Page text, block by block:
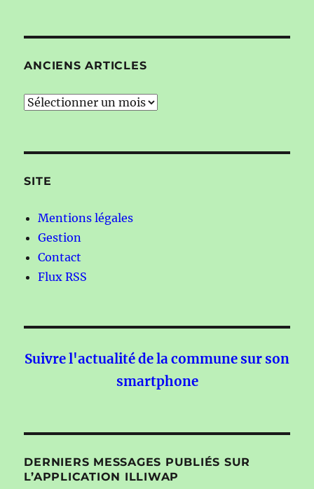
ANCIENS ARTICLES
Anciens
SITE
Mentions légales
Gestion
Contact
Flux RSS
Suivre l'actualité de la commune sur son
smartphone
DERNIERS MESSAGES PUBLIÉS SUR
L’APPLICATION ILLIWAP